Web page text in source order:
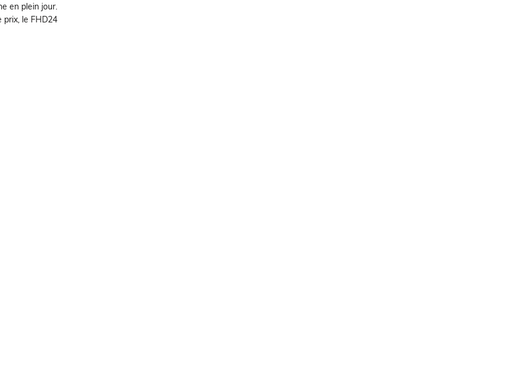
en plein jour.
prix, le FHD24